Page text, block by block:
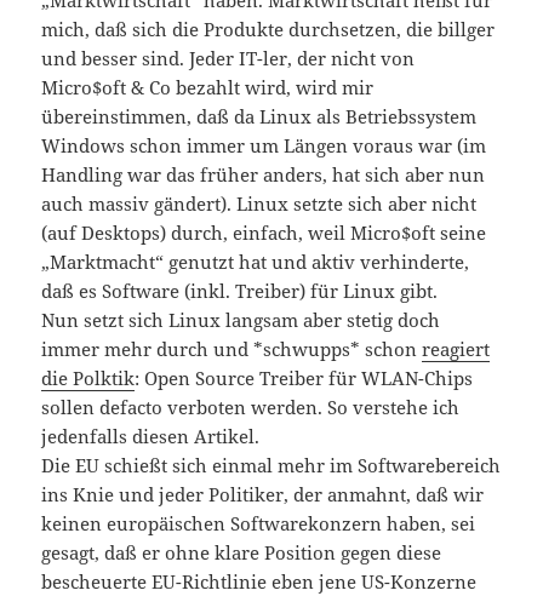
mich, daß sich die Produkte durchsetzen, die billger
und besser sind. Jeder IT-ler, der nicht von
Micro$oft & Co bezahlt wird, wird mir
übereinstimmen, daß da Linux als Betriebssystem
Windows schon immer um Längen voraus war (im
Handling war das früher anders, hat sich aber nun
auch massiv gändert). Linux setzte sich aber nicht
(auf Desktops) durch, einfach, weil Micro$oft seine
„Marktmacht“ genutzt hat und aktiv verhinderte,
daß es Software (inkl. Treiber) für Linux gibt.
Nun setzt sich Linux langsam aber stetig doch
immer mehr durch und *schwupps* schonreagiert
die Polktik: Open Source Treiber für WLAN-Chips
sollen defacto verboten werden. So verstehe ich
jedenfalls diesen Artikel.
Die EU schießt sich einmal mehr im Softwarebereich
ins Knie und jeder Politiker, der anmahnt, daß wir
keinen europäischen Softwarekonzern haben, sei
gesagt, daß er ohne klare Position gegen diese
bescheuerte EU-Richtlinie eben jene US-Konzerne